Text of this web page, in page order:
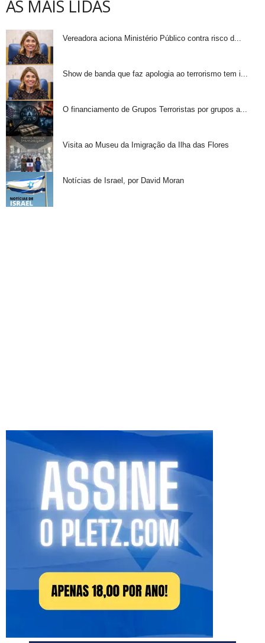
AS MAIS LIDAS
Vereadora aciona Ministério Público contra risco d...
Show de banda que faz apologia ao terrorismo tem i...
O financiamento de Grupos Terroristas por grupos a...
Visita ao Museu da Imigração da Ilha das Flores
Notícias de Israel, por David Moran